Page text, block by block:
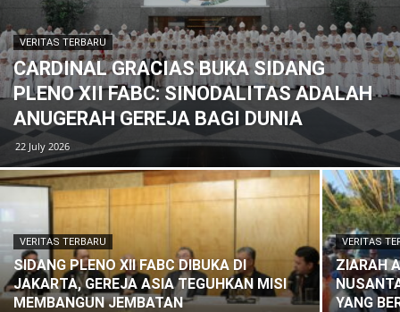
VERITAS TERBARU
CARDINAL GRACIAS BUKA SIDANG
PLENO XII FABC: SINODALITAS ADALAH
ANUGERAH GEREJA BAGI DUNIA
22 July 2026
VERITAS TERBARU
SIDANG PLENO XII FABC DIBUKA DI
JAKARTA, GEREJA ASIA TEGUHKAN MISI
MEMBANGUN JEMBATAN
VERITAS
ZIARAH
YANG